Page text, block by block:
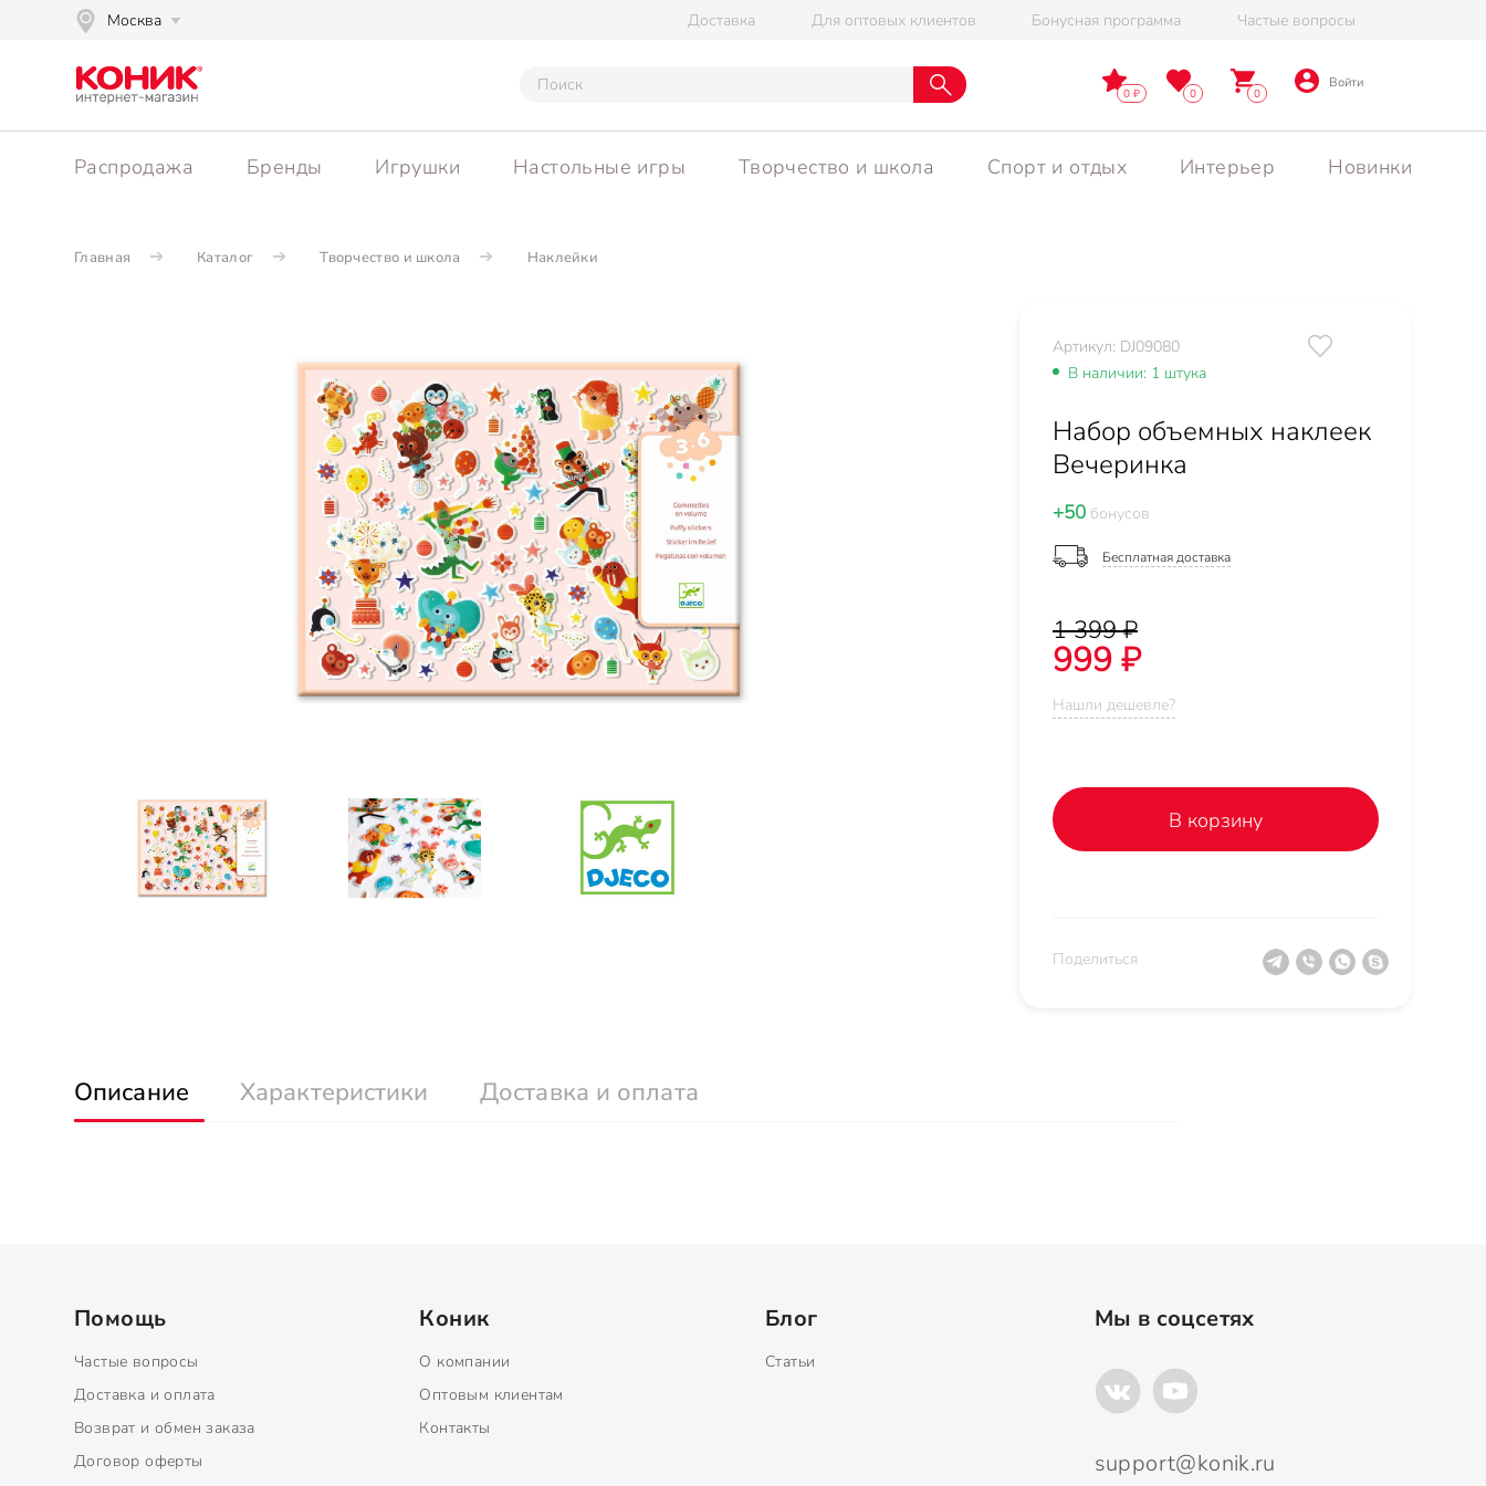
Москва Доставка Для оптовых клиентов Бонусная программа Частые вопросы
0 0 0
Войти
Распродажа Бренды Игрушки Настольные игры Творчество и школа Спорт и отдых Интерьер Новинки
Главная Каталог Творчество и школа Наклейки
Артикул: DJ09080
В наличии: 1 штука
Набор объемных наклеек
Вечеринка
+50бонусов
Бесплатная доставка
1 399 ₽
999 ₽
Нашли дешевле?
В корзину
Поделиться
Описание Характеристики Доставка и оплата
Помощь
Частые вопросы
Доставка и оплата
Возврат и обмен заказа
Договор оферты
Коник
О компании
Оптовым клиентам
Контакты
Блог
Статьи
Мы в соцсетях
support@konik.ru